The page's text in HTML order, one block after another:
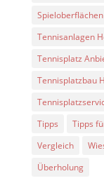
Spieloberflächen
Tennisanlagen
Tennisplatz
Tennisplatzbau
Tipps
Tipps
Vergleich
Überholung